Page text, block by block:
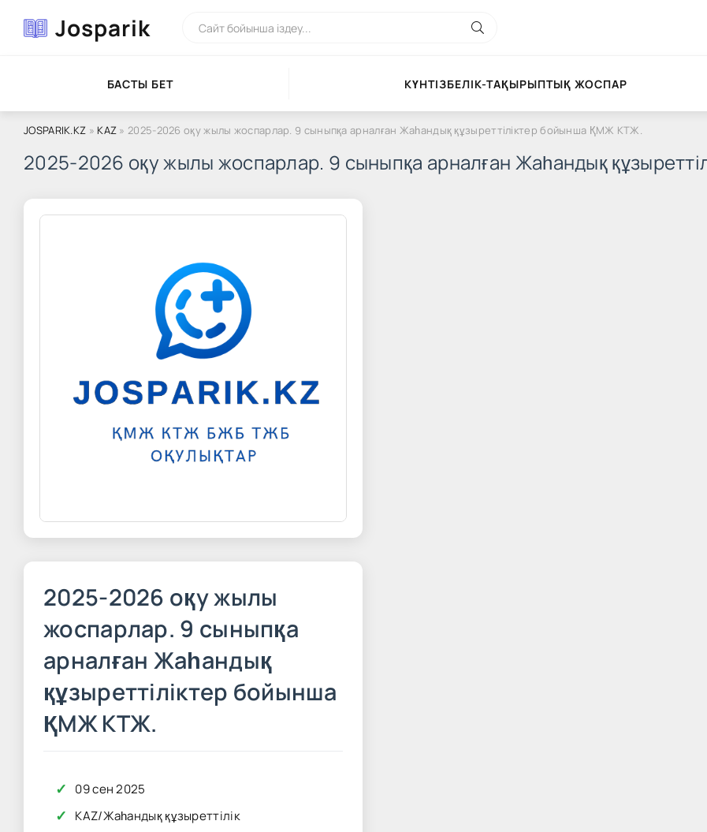
Josparik
БАСТЫ БЕТ КҮНТІЗБЕЛІК-ТАҚЫРЫПТЫҚ ЖОСПАР
JOSPARIK.KZ » KAZ » 2025-2026 оқу жылы жоспарлар. 9 сыныпқа арналған Жаһандық құзыреттіліктер бойынша ҚМЖ КТЖ.
2025-2026 оқу жылы жоспарлар. 9 сыныпқа арналған Жаһандық
2025-2026 оқу жылы
жоспарлар. 9 сыныпқа
арналған Жаһандық
құзыреттіліктер бойынша
ҚМЖ КТЖ.
✓ 09 сен 2025
✓ KAZ/Жаһандық құзыреттілік